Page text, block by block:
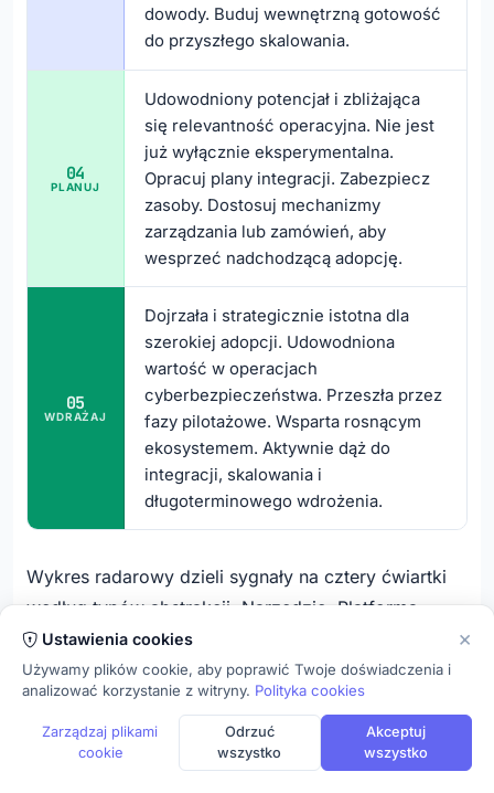
dowody. Buduj wewnętrzną gotowość
do przyszłego skalowania.
04
PLANUJ
Udowodniony potencjał i zbliżająca
się relevantność operacyjna. Nie jest
już wyłącznie eksperymentalna.
Opracuj plany integracji. Zabezpiecz
zasoby. Dostosuj mechanizmy
zarządzania lub zamówień, aby
wesprzeć nadchodzącą adopcję.
05
WDRAŻAJ
Dojrzała i strategicznie istotna dla
szerokiej adopcji. Udowodniona
wartość w operacjach
cyberbezpieczeństwa. Przeszła przez
fazy pilotażowe. Wsparta rosnącym
ekosystemem. Aktywnie dąż do
integracji, skalowania i
długoterminowego wdrożenia.
Wykres radarowy dzieli sygnały na cztery ćwiartki
według typów abstrakcji: Narzędzie, Platforma,
Technika i Trend. Pięć koncentrycznych stref
przebiega od zewnętrznego pierścienia (Rozpoznaj)
do wewnętrznego (Wdrażaj). Technologia
umieszczona w strefie Wdrażaj ćwiartki Technika
mówi od razu, że jest to dojrzała, systematycznie
Ustawienia cookies ×
Używamy plików cookie, aby poprawić Twoje doświadczenia i
analizować korzystanie z witryny. Polityka cookies
Zarządzaj plikami
cookie
Odrzuć
wszystko
Akceptuj
wszystko